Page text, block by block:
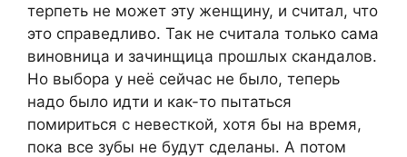
терпеть не может эту женщину, и считал, что
это справедливо. Так не считала только сама
виновница и зачинщица прошлых скандалов.
Но выбора у неё сейчас не было, теперь
надо было идти и как-то пытаться
помириться с невесткой, хотя бы на время,
пока все зубы не будут сделаны. А потом